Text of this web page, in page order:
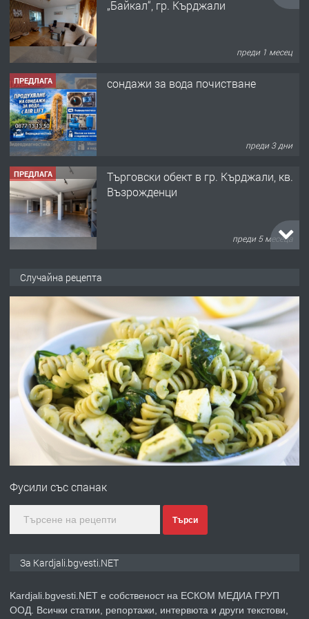
ПРЕДЛАГА сондажи за вода почистване
ПРЕДЛАГА
ПРЕДЛАГА търсим общ работник
Заведение /ресторант, бистро/ в с.
Чакаларово, община Кирково
преди 7 месеца
ПРЕДЛАГА
Гараж под наем в супер център
Кърджали
преди 9 месеца
село Гняздово.
ПРЕДЛАГА
„Електротехник”/”Електромонтьор”
дистанционна или дневна форма на
Случайна рецепта
Фусили със спанак
Търси
За Kardjali.bgvesti.NET
Kardjali.bgvesti.NET е собственост на ЕСКОМ МЕДИА ГРУП
ООД. Всички статии, репортажи, интервюта и други текстови,